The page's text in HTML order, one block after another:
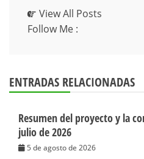
View All Posts
Follow Me :
ENTRADAS RELACIONADAS
Resumen del proyecto y la
julio de 2026
5 de agosto de 2026